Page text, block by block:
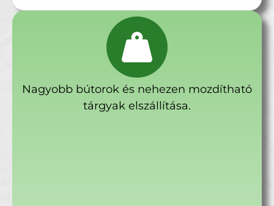
Nagyobb bútorok és nehezen mozdítható
tárgyak elszállítása.